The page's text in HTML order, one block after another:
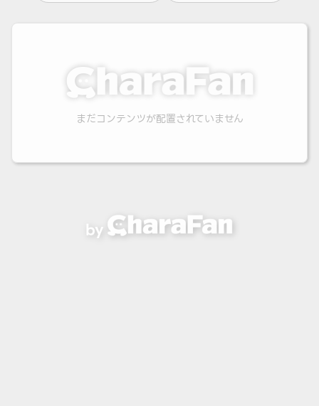
まだコンテンツが配置されていません
by